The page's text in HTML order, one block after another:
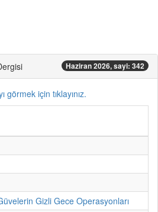
Haziran 2026, sayi: 342
görmek için tıklayınız.
Gizli Gece Operasyonları